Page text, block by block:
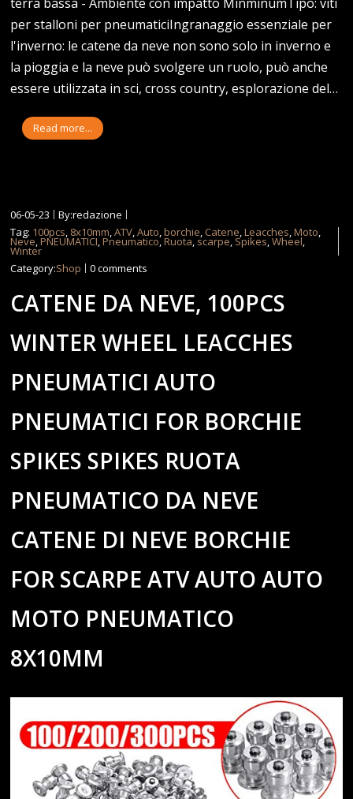
per stalloni per pneumaticiIngranaggio essenziale per
l'inverno: le catene da neve non sono solo in inverno e
la pioggia e la neve può svolgere un ruolo, può anche
essere utilizzata in sci, cross country, esplorazione del…
Read more...
06-05-23
By:redazione
Tag: 100pcs, 8x10mm,ATV,Auto,borchie, Catene,Leacches,Moto,
Neve,PNEUMATICI,Pneumatico,Ruota, scarpe, Spikes,Wheel,
Winter
Category:Shop 0 comments
CATENE DA NEVE, 100PCS
WINTER WHEEL LEACCHES
PNEUMATICI AUTO
PNEUMATICI FOR BORCHIE
SPIKES SPIKES RUOTA
PNEUMATICO DA NEVE
CATENE DI NEVE BORCHIE
FOR SCARPE ATV AUTO AUTO
MOTO PNEUMATICO
8X10MM